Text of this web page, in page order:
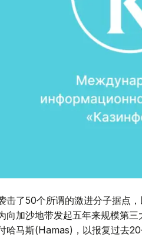
击了50个所谓的激进分子据点
向加沙地带发起五年来规模第
哈马斯(Hamas)，以报复过去